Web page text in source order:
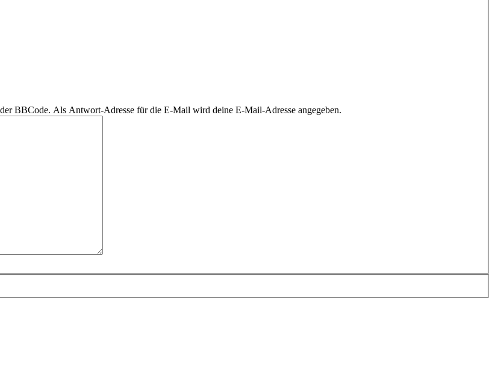
BBCode. Als Antwort-Adresse für die E-Mail wird deine E-Mail-Adresse angegeben.